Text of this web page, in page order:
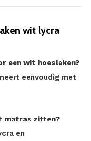
wit lycra
een wit hoeslaken?
eenvoudig met
matras zitten?
en